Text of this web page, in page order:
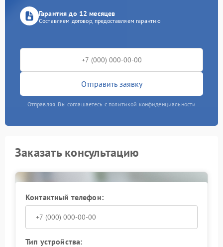
Гарантия до 12 месяцев
Составляем договор, предоставляем гарантию
Отправить заявку
Отправляя, Вы соглашаетесь с политикой конфиденциальности
Заказать консультацию
Контактный телефон:
Тип устройства: